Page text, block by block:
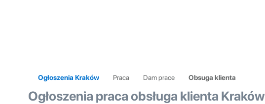
Ogłoszenia Kraków Praca Dam prace Obsuga klienta
Ogłoszenia praca obsługa klienta Kraków